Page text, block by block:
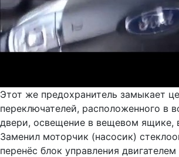
Этот же предохранитель замыкает
переключателей, расположенного в
двери, освещение в вещевом ящике,
Заменил моторчик (насосик)
перенёс блок управления двигателем